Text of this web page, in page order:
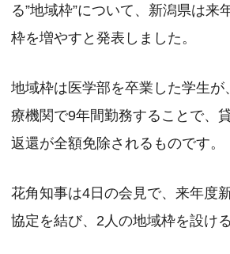
る”地域枠”について、新潟県は来
枠を増やすと発表しました。
地域枠は医学部を卒業した学生
療機関で9年間勤務することで、
返還が全額免除されるものです。
花角知事は4日の会見で、来年度
協定を結び、2人の地域枠を設け